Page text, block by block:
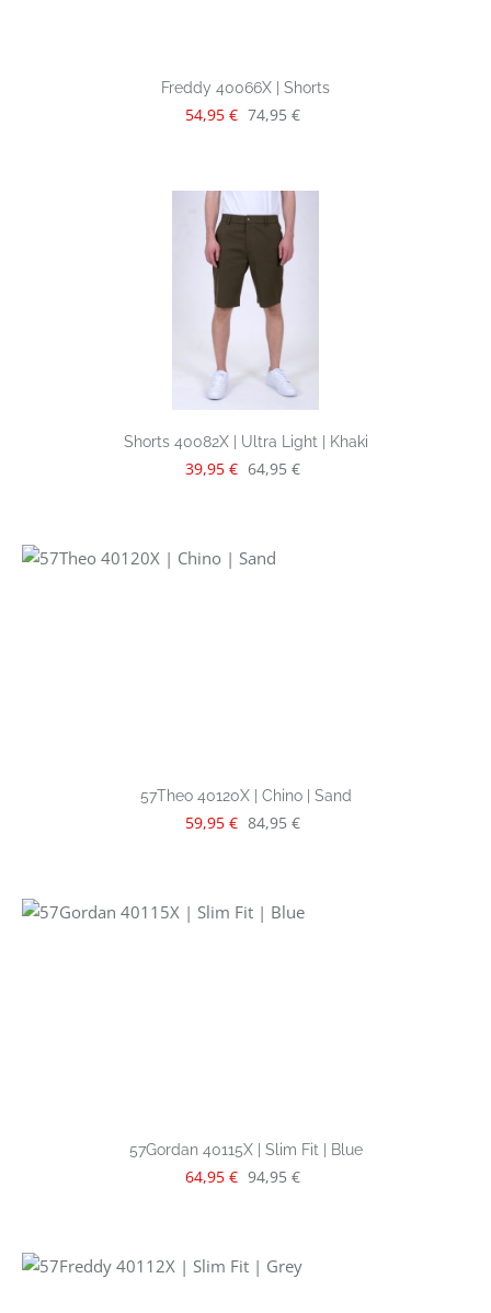
Freddy 40066X | Shorts
Verkaufspreis:
54,95 € Regulärer Preis:
74,95 €
Shorts 40082X | Ultra Light | Khaki
Verkaufspreis:
39,95 € Regulärer Preis:
64,95 €
57Theo 40120X | Chino | Sand
Verkaufspreis:
59,95 € Regulärer Preis:
84,95 €
57Gordan 40115X | Slim Fit | Blue
Verkaufspreis:
64,95 € Regulärer Preis:
94,95 €